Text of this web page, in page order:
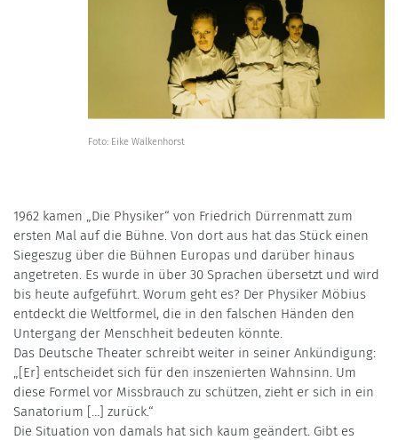
Foto: Eike Walkenhorst
1962 kamen „Die Physiker“ von Friedrich Dürrenmatt zum
ersten Mal auf die Bühne. Von dort aus hat das Stück einen
Siegeszug über die Bühnen Europas und darüber hinaus
angetreten. Es wurde in über 30 Sprachen übersetzt und wird
bis heute aufgeführt. Worum geht es? Der Physiker Möbius
entdeckt die Weltformel, die in den falschen Händen den
Untergang der Menschheit bedeuten könnte.
Das Deutsche Theater schreibt weiter in seiner Ankündigung:
„[Er] entscheidet sich für den inszenierten Wahnsinn. Um
diese Formel vor Missbrauch zu schützen, zieht er sich in ein
Sanatorium […] zurück.“
Die Situation von damals hat sich kaum geändert. Gibt es